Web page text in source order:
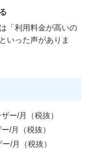
「利用料金が高いの
いった声がありま
ー/月（税抜）
/月（税抜）
/月（税抜）